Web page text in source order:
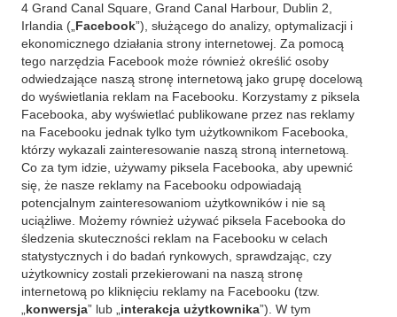
4 Grand Canal Square, Grand Canal Harbour, Dublin 2,
Irlandia („ Facebook”), służącego do analizy, optymalizacji i
ekonomicznego działania strony internetowej. Za pomocą
tego narzędzia Facebook może również określić osoby
odwiedzające naszą stronę internetową jako grupę docelową
do wyświetlania reklam na Facebooku. Korzystamy z piksela
Facebooka, aby wyświetlać publikowane przez nas reklamy
na Facebooku jednak tylko tym użytkownikom Facebooka,
którzy wykazali zainteresowanie naszą stroną internetową.
Co za tym idzie, używamy piksela Facebooka, aby upewnić
się, że nasze reklamy na Facebooku odpowiadają
potencjalnym zainteresowaniom użytkowników i nie są
uciążliwe. Możemy również używać piksela Facebooka do
śledzenia skuteczności reklam na Facebooku w celach
statystycznych i do badań rynkowych, sprawdzając, czy
użytkownicy zostali przekierowani na naszą stronę
internetową po kliknięciu reklamy na Facebooku (tzw.
konwersja” lub „ interakcja użytkownika”). W tym